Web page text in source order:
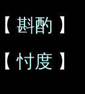
【 斟酌 】
【忖度 】